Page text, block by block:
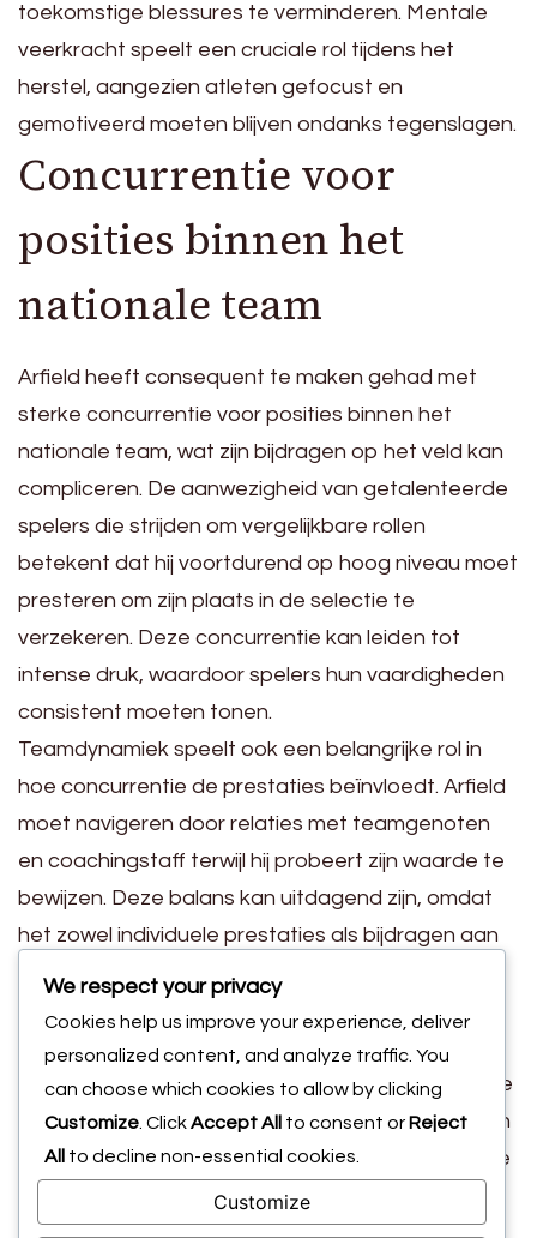
toekomstige blessures te verminderen. Mentale
veerkracht speelt een cruciale rol tijdens het
herstel, aangezien atleten gefocust en
gemotiveerd moeten blijven ondanks tegenslagen.
Concurrentie voor
posities binnen het
nationale team
Arfield heeft consequent te maken gehad met
sterke concurrentie voor posities binnen het
nationale team, wat zijn bijdragen op het veld kan
compliceren. De aanwezigheid van getalenteerde
spelers die strijden om vergelijkbare rollen
betekent dat hij voortdurend op hoog niveau moet
presteren om zijn plaats in de selectie te
verzekeren. Deze concurrentie kan leiden tot
intense druk, waardoor spelers hun vaardigheden
consistent moeten tonen.
Teamdynamiek speelt ook een belangrijke rol in
hoe concurrentie de prestaties beïnvloedt. Arfield
moet navigeren door relaties met teamgenoten
en coachingstaff terwijl hij probeert zijn waarde te
bewijzen. Deze balans kan uitdagend zijn, omdat
het zowel individuele prestaties als bijdragen aan
de algehele teamstrategie omvat.
Om uit te blinken in deze competitieve omgeving,
richt Arfield zich op het verfijnen van zijn
vaardigheden en het aanpassen aan de tactische
vereisten van het team. Hij begrijpt het belang van
veelzijdigheid en past vaak zijn speelstijl aan om te
voldoen aan verschillende formaties of rollen
indien nodig. Deze aanpasbaarheid vergroot niet
We respect your privacy
Cookies help us improve your experience, deliver
personalized content, and analyze traffic. You
can choose which cookies to allow by clicking
Customize . ClickAccept All to consent or Reject
All
to decline non-essential cookies.
Customize